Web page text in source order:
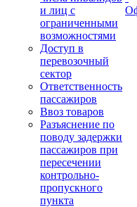
и лиц с
ограниченными
возможностями
Доступ в
перевозочный
сектор
Ответственность
пассажиров
Ввоз товаров
Разъяснение по
поводу задержки
пассажиров при
пересечении
контрольно-
пропускного
пункта